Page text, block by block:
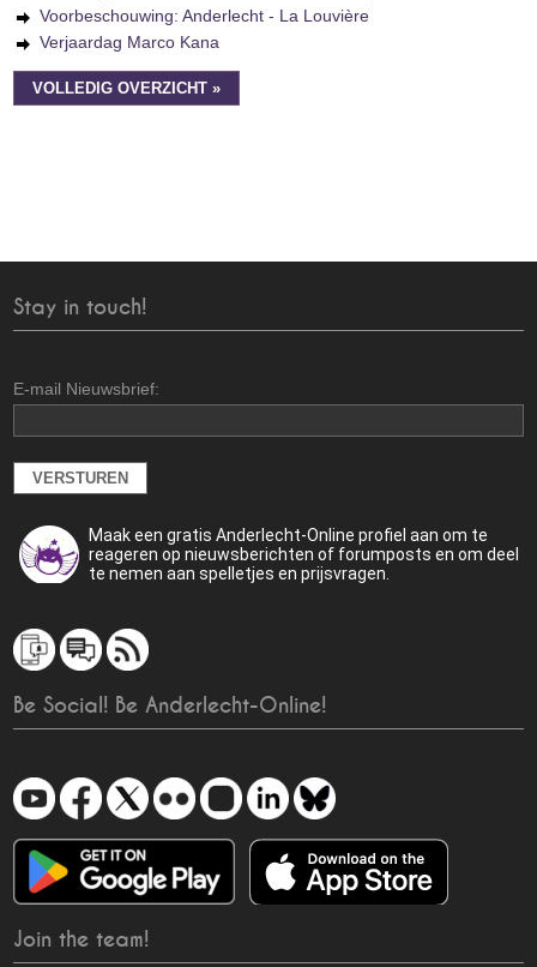
Voorbeschouwing: Anderlecht - La Louvière
Verjaardag Marco Kana
VOLLEDIG OVERZICHT »
Stay in touch!
E-mail Nieuwsbrief:
Maak een gratis Anderlecht-Online profiel aan om te
reageren op nieuwsberichten of forumposts en om deel
te nemen aan spelletjes en prijsvragen.
Be Social! Be Anderlecht-Online!
Join the team!